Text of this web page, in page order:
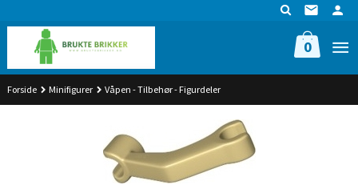
til
innholdet
0
Forside Minifigurer Våpen - Tilbehør - Figurdeler